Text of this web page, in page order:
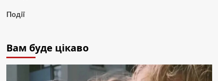
Події
Вам буде цікаво